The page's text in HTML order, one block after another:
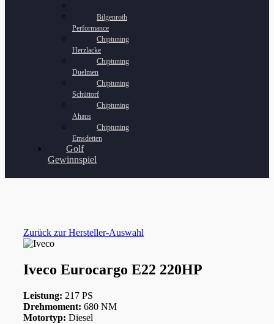
Bilgenroth
Performance
Chiptuning
Herzlacke
Chiptuning
Duelmen
Chiptuning
Schüttorf
Chiptuning
Ahaus
Chiptuning
Emsdetten
Golf
Gewinnspiel
Zurück zur Hersteller-Auswahl
Iveco Eurocargo E22 220HP
Leistung: 217 PS
Drehmoment: 680 NM
Motortyp: Diesel